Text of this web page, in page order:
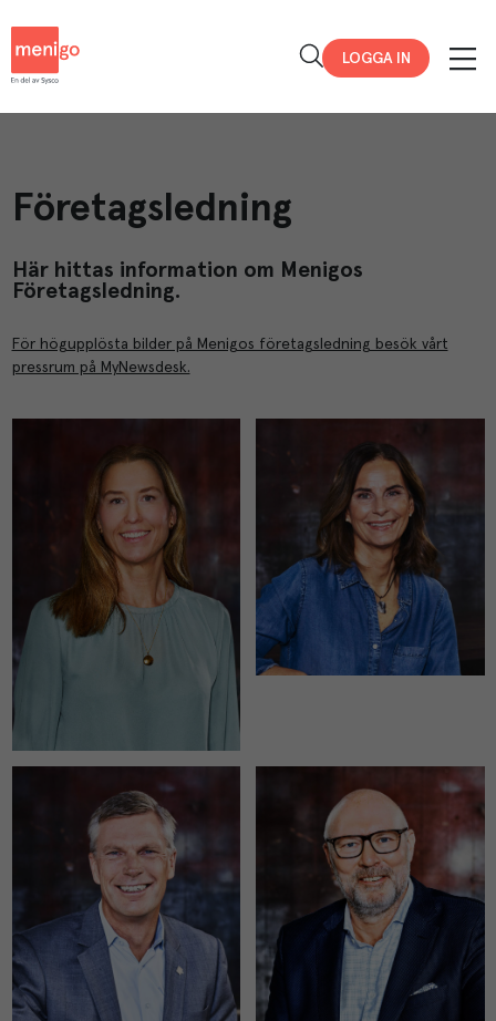
LOGGA IN
Företagsledning
Här hittas information om Menigos
Företagsledning.
För högupplösta bilder på Menigos företagsledning besök vårt
pressrum på MyNewsdesk.